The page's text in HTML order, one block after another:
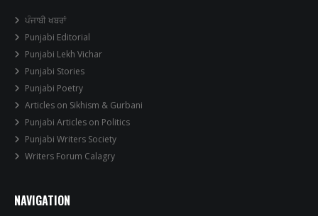
ਪੰਜਾਬੀ ਖਬਰਾਂ
Punjabi Editorial
Punjabi Lekh Vichar
Punjabi Stories
Punjabi Poetry
Articles on Sikhism & Gurbani
Punjabi Articles on Politics
Punjabi Writers Society
Writers Forum Calagry
NAVIGATION